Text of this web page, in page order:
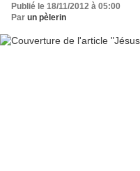
Publié le 18/11/2012 à 05:00
Par un pèlerin